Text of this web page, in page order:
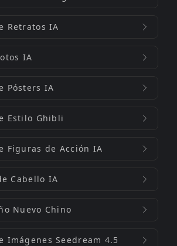
Retratos IA
IA
Pósters IA
Estilo Ghibli
Figuras de Acción IA
Cabello IA
Nuevo Chino
Imágenes Seedream 4.5